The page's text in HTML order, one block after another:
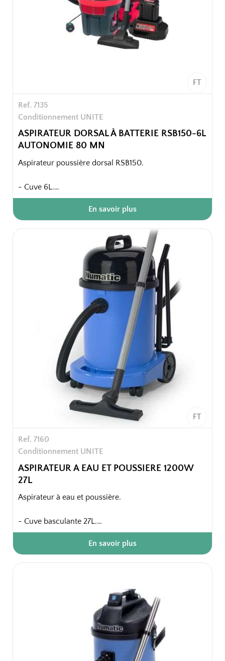
FT
Ref. 7135
Conditionnement UNITE
ASPIRATEUR DORSAL À BATTERIE RSB150-6L
AUTONOMIE 80 MN
Aspirateur poussière dorsal RSB150.
- Cuve 6L.
- Batterie Lithium 80 min : puissante, dôtée d'une
grande autonomie et rechargeable rapidement.
- Desogn moderne et ergonomique.
En savoir plus
FT
Ref. 7160
Conditionnement UNITE
ASPIRATEUR A EAU ET POUSSIERE 1200W
27L
Aspirateur à eau et poussière.
- Cuve basculante 27L.
- Idéal pour les décapages, parkings, caves.
Emballage unitaire
En savoir plus